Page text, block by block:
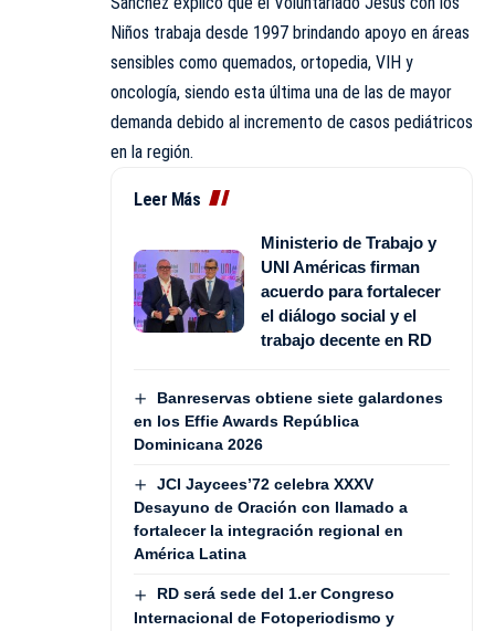
Niños trabaja desde 1997 brindando apoyo en áreas
sensibles como quemados, ortopedia, VIH y
oncología, siendo esta última una de las de mayor
demanda debido al incremento de casos pediátricos
en la región.
Leer Más
Ministerio de Trabajo y
UNI Américas firman
acuerdo para fortalecer
el diálogo social y el
trabajo decente en RD
Banreservas obtiene siete galardones
en los Effie Awards República
Dominicana 2026
JCI Jaycees’72 celebra XXXV
Desayuno de Oración con llamado a
fortalecer la integración regional en
América Latina
RD será sede del 1.er Congreso
Internacional de Fotoperiodismo y